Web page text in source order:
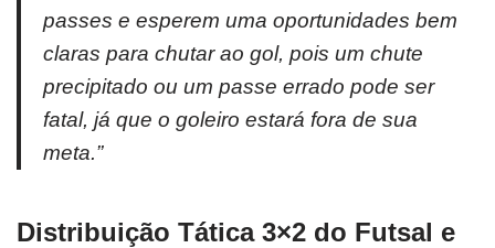
passes e esperem uma oportunidades bem
claras para chutar ao gol, pois um chute
precipitado ou um passe errado pode ser
fatal, já que o goleiro estará fora de sua
meta.”
Distribuição Tática 3×2 do Futsal e